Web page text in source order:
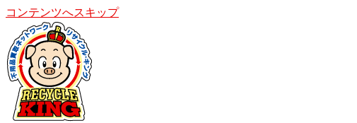
コンテンツへスキップ